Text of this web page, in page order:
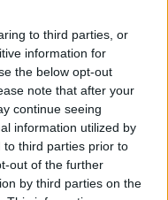
to third parties, or
information for
the below opt-out
note that after your
continue seeing
information utilized by
to third parties prior to
out of the further
by third parties on the
projekt:
a 35.